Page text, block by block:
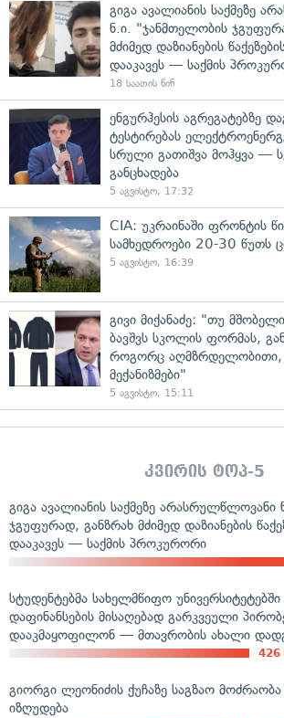
გიგა ავალიანის საქმეზე
ნ.ი. "ჯანმთელობის
მძიმედ დაზიანების
დააკავეს — საქმის
18 საათის წინ
ენგურჰესის აგრეგატებზე
ტესტირებას
სრული გათიშვა მოჰყვა —
განცხადება
5 აგვისტო, 17:32
CIA: უკრაინაში ფრონტის
სამხედროები 20-30 წუთს
5 აგვისტო, 16:39
გივი მიქანაძე: "თუ
ბავშვს სკოლის ფორმას,
როგორც აღმზრდელობითი,
მექანიზმები"
5 აგვისტო, 15:11
კვირის ტოპ-5
გიგა ავალიანის საქმეზე
ჯგუფურად, განზრახ მძიმედ დაზიანების
დააკავეს — საქმის პროკურორი
სტუდენტებმა სახელმწიფო
დაფინანსების მისაღებად გარკვეული
დააკმაყოფილონ — მთავრობის ახალი
426
გიორგი ლეონიძის ქუჩაზე საგზაო
იზღუდება